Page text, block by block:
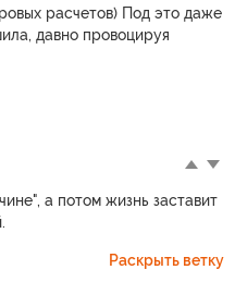
расчетов) Под это даже
давно провоцируя
а потом жизнь заставит
Раскрыть ветку